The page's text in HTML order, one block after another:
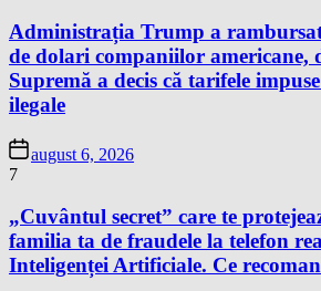
Administrația Trump a
de dolari companiilor americane,
Supremă a decis că tarifele
ilegale
august 6, 2026
7
„Cuvântul secret” care te
familia ta de fraudele la telefon
Inteligenței Artificiale. Ce